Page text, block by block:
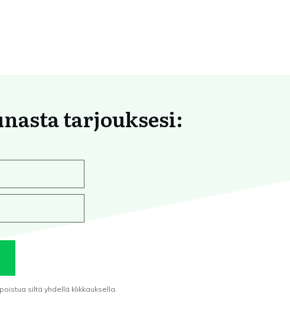
tarjouksesi:
siltä yhdellä klikkauksella.